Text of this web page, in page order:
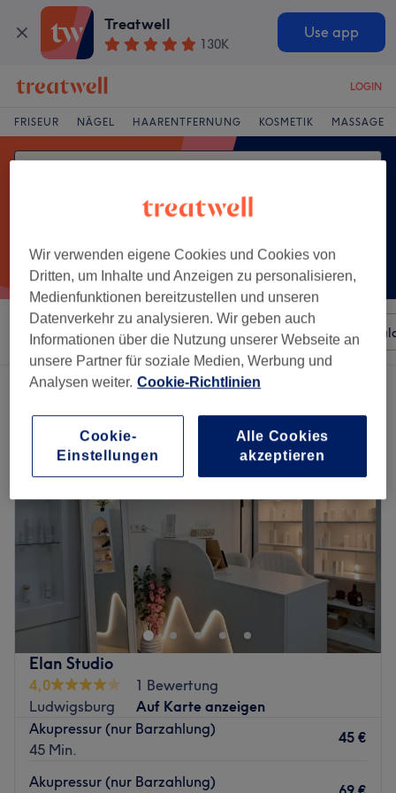
Treatwell
130K
Use app
LOGIN
FRISEUR NÄGEL HAARENTFERNUNG KOSMETIK MASSAGE
Sortieren nach Beliebiger Preis Besonderheiten
Ein Salon, der anbietet: akupressur in Baden-Württemberg
Elan Studio
4,0
1 Bewertung
Ludwigsburg
Auf Karte anzeigen
Akupressur (nur Barzahlung)
45 Min.
45 €
Akupressur (nur Barzahlung)
Wir verwenden eigene Cookies und Cookies von
Dritten, um Inhalte und Anzeigen zu personalisieren,
Medienfunktionen bereitzustellen und unseren
Datenverkehr zu analysieren. Wir geben auch
Informationen über die Nutzung unserer Webseite an
unsere Partner für soziale Medien, Werbung und
Analysen weiter. Cookie-Richtlinien
Cookie-
Einstellungen
Alle Cookies
akzeptieren